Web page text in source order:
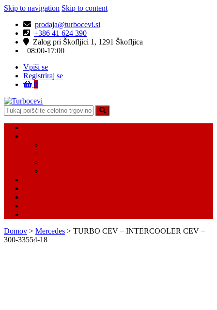
Skip to navigation Skip to content
prodaja@turbocevi.si
+386 41 624 390
Zalog pri Škofljici 1, 1291 Škofljica
08:00-17:00
Vpiši se
Registriraj se
0
Turbocevi
Turbo ideal – turbo cevi
Domov > Mercedes > TURBO CEV – INTERCOOLER CEV –
300-33554-18